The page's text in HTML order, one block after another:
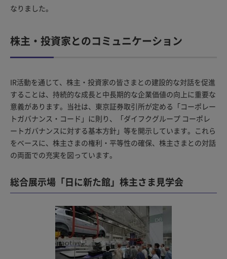
なりました。
株主・投資家とのコミュニケーション
IR活動を通じて、株主・投資家の皆さまとの建設的な対話を促進
することは、持続的な成長と中長期的な企業価値の向上に重要な
意義があります。当社は、東京証券取引所が定める「コーポレー
トガバナンス・コード」に則り、「ダイフクグループ コーポレ
ートガバナンスに対する基本方針」等を開示しています。これら
をベースに、株主さまの権利・平等性の確保、株主さまとの対話
の両面での充実を図っています。
総合展示場「日に新た館」株主さま見学会